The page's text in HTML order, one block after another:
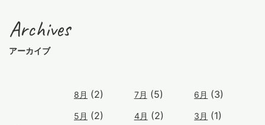
Archives
アーカイブ
8月 (2) 7月 (5) 6月 (3)
5月 (2) 4月 (2) 3月 (1)